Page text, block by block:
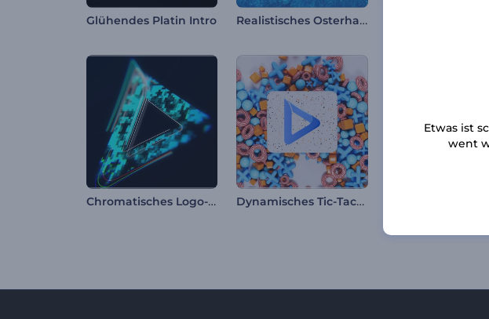
Glühendes Platin Intro Realistisches Osterhasen Intro
Chromatisches Logo-Reveal Dynamisches Tic-Tac-Toe Intro
Etwas ist
went